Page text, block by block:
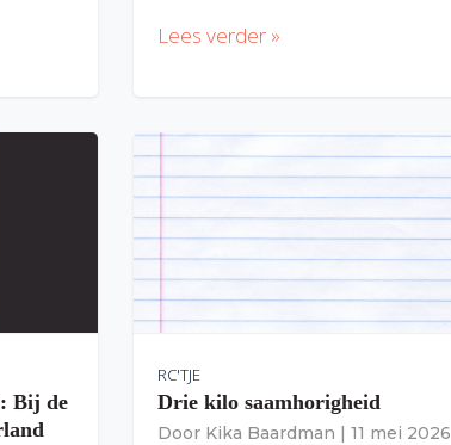
Lees verder »
Bij de
RC'TJE
Drie kilo saamhorigheid
Door Kika Baardman | 11 mei 2026